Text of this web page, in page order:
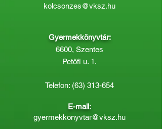
kolcsonzes@vksz.hu
Gyermekkönyvtár:
6600, Szentes
Petőfi u. 1.
Telefon: (63) 313-654
E-mail:
gyermekkonyvtar@vksz.hu